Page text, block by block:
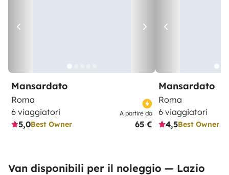
Mansardato
Roma
6 viaggiatori
5,0Best Owner
A partire da
65 €
Mansardato
Roma
6 viaggiatori
4,5Best Owner
Van disponibili per il noleggio — Lazio